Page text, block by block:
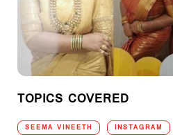
TOPICS COVERED
SEEMA VINEETH INSTAGRAM